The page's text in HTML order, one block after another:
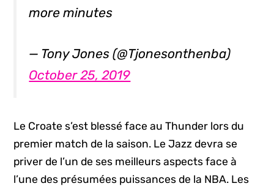
more minutes
— Tony Jones (@Tjonesonthenba)
October 25, 2019
Le Croate s’est blessé face au Thunder lors du
premier match de la saison. Le Jazz devra se
priver de l’un de ses meilleurs aspects face à
l’une des présumées puissances de la NBA. Les